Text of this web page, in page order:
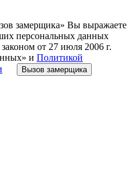
замерщика» Вы выражаете
персональных данных
от 27 июля 2006 г.
и Политикой
Вызов замерщика